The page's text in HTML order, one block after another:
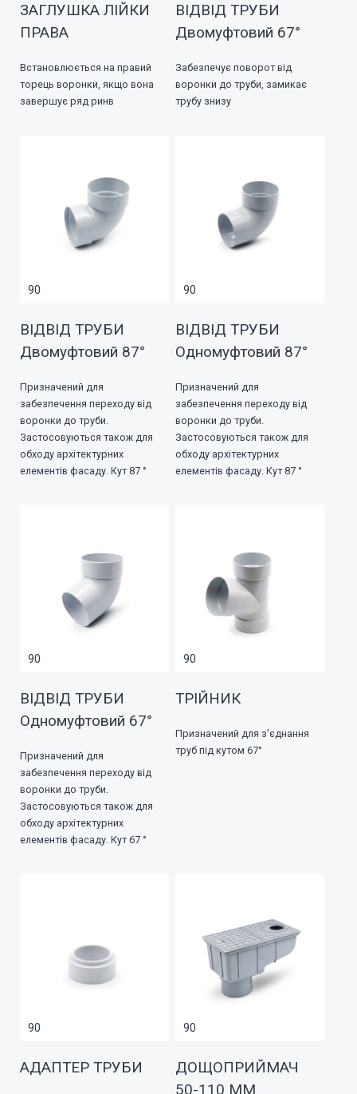
ЗАГЛУШКА ЛІЙКИ
ПРАВА
Встановлюється на правий
торець воронки, якщо вона
завершує ряд ринв
ВІДВІД ТРУБИ
Двомуфтовий 67°
Забезпечує поворот від
воронки до труби, замикає
трубу знизу
90
ВІДВІД ТРУБИ
Двомуфтовий 87°
Призначений для
забезпечення переходу від
воронки до труби.
Застосовуються також для
обходу архітектурних
елементів фасаду. Кут 87 °
90
ВІДВІД ТРУБИ
Одномуфтовий 87°
Призначений для
забезпечення переходу від
воронки до труби.
Застосовуються також для
обходу архітектурних
елементів фасаду. Кут 87 °
90
ВІДВІД ТРУБИ
Одномуфтовий 67°
Призначений для
забезпечення переходу від
воронки до труби.
Застосовуються також для
обходу архітектурних
елементів фасаду. Кут 67 °
90
ТРІЙНИК
Призначений для з'єднання
труб під кутом 67°
90
АДАПТЕР ТРУБИ
90
ДОЩОПРИЙМАЧ
50-110 ММ